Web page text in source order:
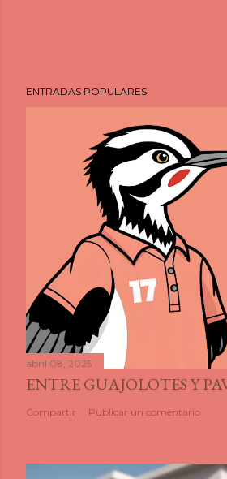
ENTRADAS POPULARES
abril 08, 2025
ENTRE GUAJOLOTES Y
Compartir Publicar un comentario